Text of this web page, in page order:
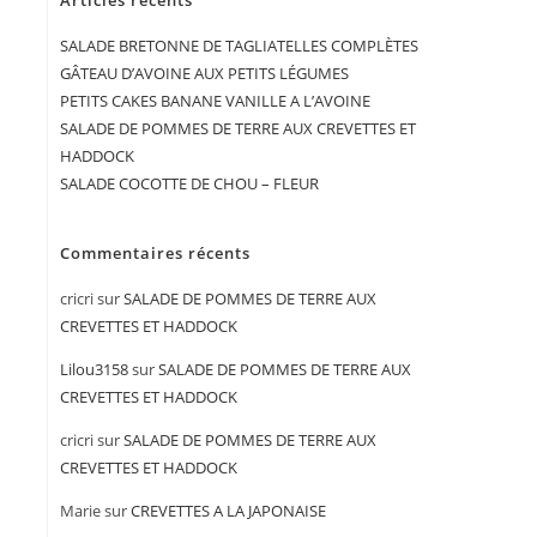
SALADE BRETONNE DE TAGLIATELLES COMPLÈTES
GÂTEAU D’AVOINE AUX PETITS LÉGUMES
PETITS CAKES BANANE VANILLE A L’AVOINE
SALADE DE POMMES DE TERRE AUX CREVETTES ET
HADDOCK
SALADE COCOTTE DE CHOU – FLEUR
Commentaires récents
cricrisurSALADE DE POMMES DE TERRE AUX
CREVETTES ET HADDOCK
Lilou3158surSALADE DE POMMES DE TERRE AUX
CREVETTES ET HADDOCK
cricrisurSALADE DE POMMES DE TERRE AUX
CREVETTES ET HADDOCK
MariesurCREVETTES A LA JAPONAISE